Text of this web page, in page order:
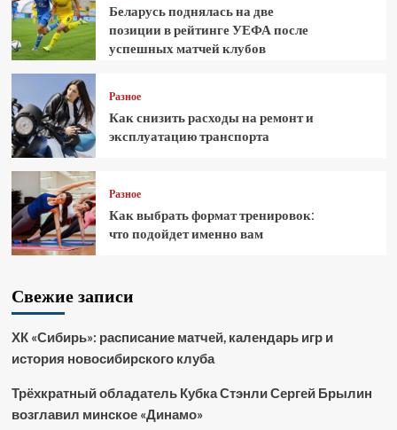
Беларусь поднялась на две
позиции в рейтинге УЕФА после
успешных матчей клубов
Разное
Как снизить расходы на ремонт и
эксплуатацию транспорта
Разное
Как выбрать формат тренировок:
что подойдет именно вам
Свежие записи
ХК «Сибирь»: расписание матчей, календарь игр и
история новосибирского клуба
Трёхкратный обладатель Кубка Стэнли Сергей Брылин
возглавил минское «Динамо»